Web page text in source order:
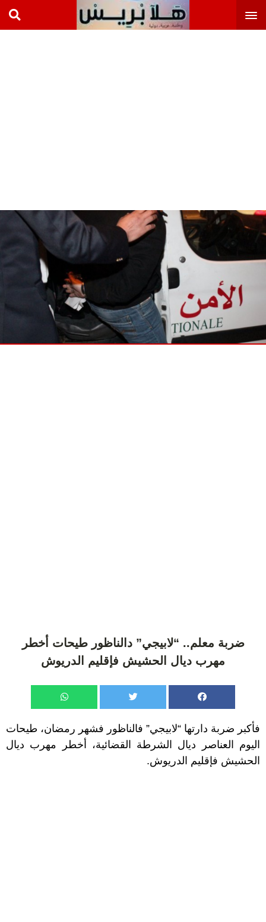
ضربة معلم.. “لابيجي” دالناظور طيحات أخطر
مهرب ديال الحشيش فإقليم الدريوش
فأكبر ضربة دارتها “لابيجي” فالناظور فشهر رمضان، طيحات
اليوم العناصر ديال الشرطة القضائية، أخطر مهرب ديال
الحشيش فإقليم الدريوش.